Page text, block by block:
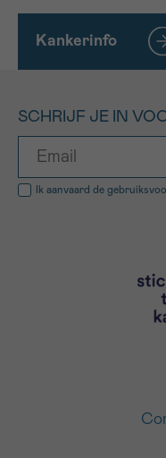
Kankerinfo
SCHRIJF JE IN
Ik aanvaard de